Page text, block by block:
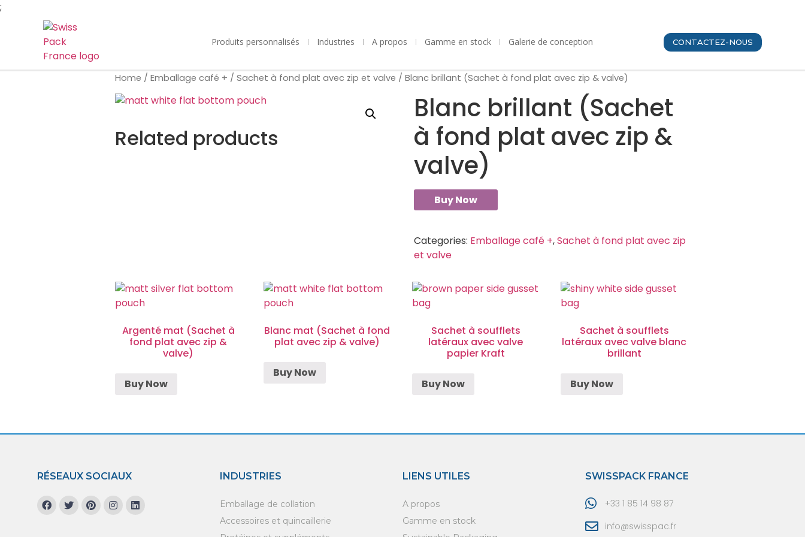
;
Produits personnalisés Industries A propos Gamme en stock Galerie de conception CONTACTEZ-NOUS
Home / Emballage café + / Sachet à fond plat avec zip et valve / Blanc brillant (Sachet à fond plat avec zip & valve)
Blanc brillant (Sachet
à fond plat avec zip &
valve)
Buy Now
Categories: Emballage café +,Sachet à fond plat avec zip
et valve
Related products
Argenté mat (Sachet à
fond plat avec zip &
valve)
Buy Now
Blanc mat (Sachet à fond
plat avec zip & valve)
Buy Now
Sachet à soufflets
latéraux avec valve
papier Kraft
Buy Now
Sachet à soufflets
latéraux avec valve blanc
brillant
Buy Now
RÉSEAUX SOCIAUX INDUSTRIES
Emballage de collation
Accessoires et quincaillerie
LIENS UTILES
A propos
Gamme en stock
SWISSPACK FRANCE
+33 1 85 14 98 87
info@swisspac.fr